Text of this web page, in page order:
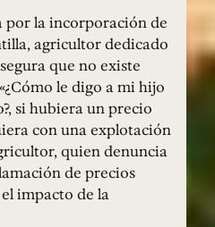
por la incorporación de
agricultor dedicado
que no existe
le digo a mi hijo
si hubiera un precio
con una explotación
quien denuncia
de precios
impacto de la